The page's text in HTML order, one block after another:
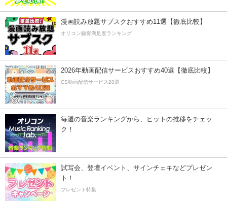
漫画読み放題サブスクおすすめ11選【徹底比較】
オリコン顧客満足度ランキング
2026年動画配信サービスおすすめ40選【徹底比較】
CS動画配信サービス20選
毎週の音楽ランキングから、ヒットの推移をチェッ
ク！
試写会、登壇イベント、サインチェキなどプレゼン
ト！
プレゼント特集